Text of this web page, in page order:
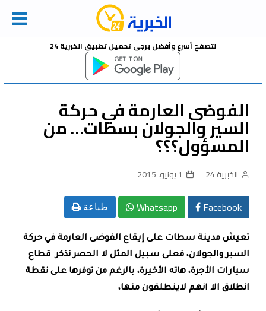
Skip
لتصفح أسرع وأفضل يرجى تحميل تطبيق الخبرية 24
الفوضى العارمة في حركة
السير والجولان بسطات… من
المسؤول؟؟؟
الخبرية 24 1 يونيو، 2015
Facebook
Whatsapp طباعة
تعيش مدينة سطات على إيقاع الفوضى العارمة في حركة
السير والجولان، فعلى سبيل المثل لا الحصر نذكر قطاع
سيارات الأجرة، هاته الأخيرة، بالرغم من توفرها على نقطة
انطلاق الا انهم لاينطلقون منها،